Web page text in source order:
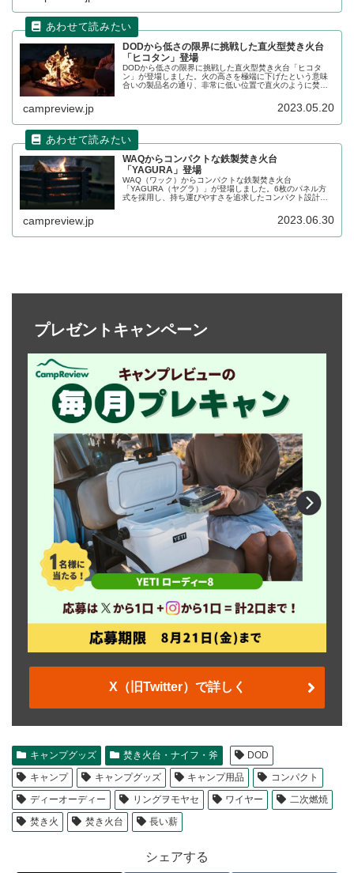
DODから低さの限界に挑戦した直火型焚き火台
「ヒコタン」登場
DODから低さの限界に挑戦した直火型焚き火台「ヒコタ
ン」が登場しました。火の高さを極端に下げたという意味
合いの製品名の通り、非常に低い位置で直火のように焚き
campreview.jp 2023.05.20
WAQからコンパクトな鉄製焚き火台
「YAGURA」登場
WAQ（ワック）からコンパクトな鉄製焚き火台
「YAGURA（ヤグラ）」が登場しました。6枚のパネル方
式を採用し、持ち運びやすさを追求したコンパクト設計の
スペースを圧迫しません。詳細をレビューします。
campreview.jp 2023.06.30
プレゼントキャンペーン
X（旧Twitter）で詳しく
キャンプグッズ 焚き火台・ナイフ・斧
DOD
キャンプ
キャンプグッズ キャンプ用品
コンパクト
ディーオーディー
リングヲモヤセ ワイヤー
二次燃焼
焚き火
焚き火台 長い薪
シェアする